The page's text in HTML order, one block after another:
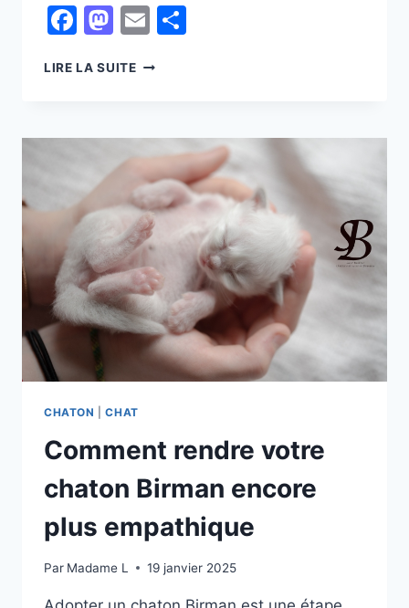
Facebook
Mastodon
Email
LIRE LA SUITEBIENVENUE
LA
CHATTERIE
DU
SACRÉ
BONHEUR
CHAT
DE
SACRÉ
DE
BIRMANIE:
USA
USHUAIA
MAMAN
LA
FOIS
CHATON |CHAT
Comment rendre votre
chaton Birman encore
plus empathique
Par Madame L 19 janvier 2025